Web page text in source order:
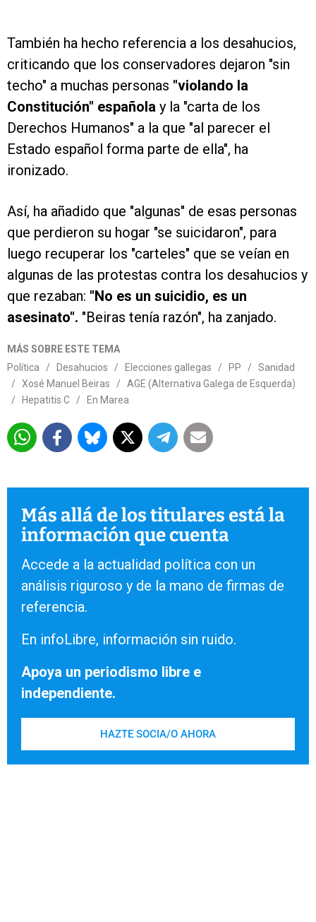
También ha hecho referencia a los desahucios,
criticando que los conservadores dejaron "sin
techo" a muchas personas "violando la
Constitución" española y la "carta de los
Derechos Humanos" a la que "al parecer el
Estado español forma parte de ella", ha
ironizado.
Así, ha añadido que "algunas" de esas personas
que perdieron su hogar "se suicidaron", para
luego recuperar los "carteles" que se veían en
algunas de las protestas contra los desahucios y
que rezaban: "No es un suicidio, es un
asesinato". "Beiras tenía razón", ha zanjado.
MÁS SOBRE ESTE TEMA
Política
/ Desahucios / Elecciones gallegas / PP /
Sanidad
/
Xosé Manuel Beiras /
AGE (Alternativa Galega de Esquerda)
/
Hepatitis C / En Marea
Más allá de los titulares está la
información que cuenta
Accede a la actualidad política con un
análisis riguroso y de la mano de firmas de
referencia.
En infoLibre, información sin ruido.
Apoya un periodismo libre e
independiente.
HAZTE SOCIA/O AHORA